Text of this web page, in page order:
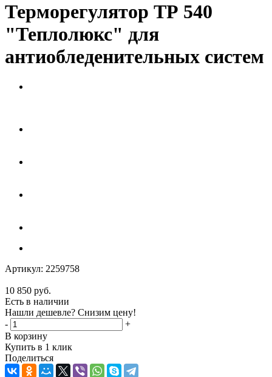
Терморегулятор ТР 540
"Теплолюкс" для
антиобледенительных систем
Артикул: 2259758
10 850 руб.
Есть в наличии
Нашли дешевле? Снизим цену!
-
+
В корзину
Купить в 1 клик
Поделиться